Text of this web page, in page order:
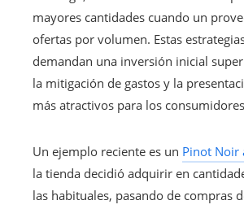
mayores cantidades cuando un
ofertas por volumen. Estas
demandan una inversión inicial
la mitigación de gastos y la
más atractivos para los
Un ejemplo reciente es un Pinot Noir
la tienda decidió adquirir en
las habituales, pasando de compras